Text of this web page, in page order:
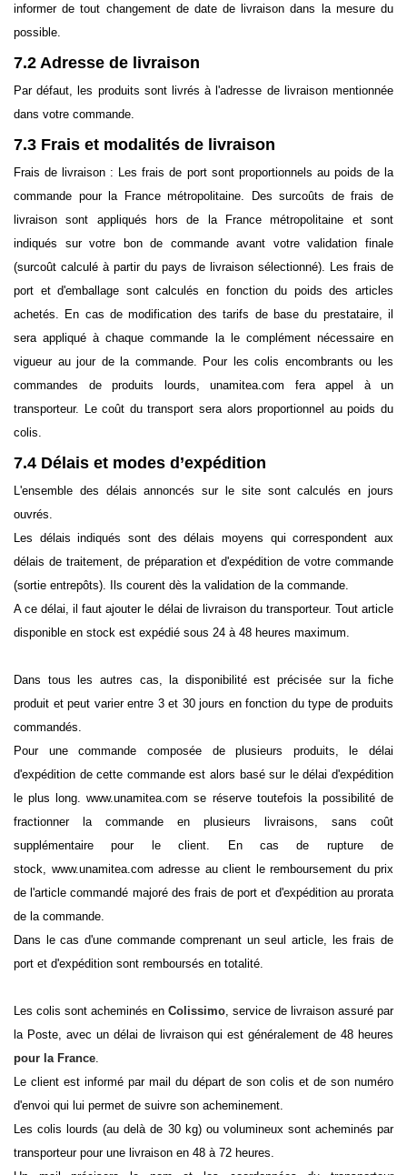
informer de tout changement de date de livraison dans la mesure du
possible.
7.2 Adresse de livraison
Par défaut, les produits sont livrés à l'adresse de livraison mentionnée
dans votre commande.
7.3 Frais et modalités de livraison
Frais de livraison : Les frais de port sont proportionnels au poids de la
commande pour la France métropolitaine. Des surcoûts de frais de
livraison sont appliqués hors de la France métropolitaine et sont
indiqués sur votre bon de commande avant votre validation finale
(surcoût calculé à partir du pays de livraison sélectionné). Les frais de
port et d'emballage sont calculés en fonction du poids des articles
achetés. En cas de modification des tarifs de base du prestataire, il
sera appliqué à chaque commande la le complément nécessaire en
vigueur au jour de la commande. Pour les colis encombrants ou les
commandes de produits lourds, unamitea.com fera appel à un
transporteur. Le coût du transport sera alors proportionnel au poids du
colis.
7.4 Délais et modes d’expédition
L'ensemble des délais annoncés sur le site sont calculés en jours
ouvrés.
Les délais indiqués sont des délais moyens qui correspondent aux
délais de traitement, de préparation et d'expédition de votre commande
(sortie entrepôts). Ils courent dès la validation de la commande.
A ce délai, il faut ajouter le délai de livraison du transporteur. Tout article
disponible en stock est expédié sous 24 à 48 heures maximum.
Dans tous les autres cas, la disponibilité est précisée sur la fiche
produit et peut varier entre 3 et 30 jours en fonction du type de produits
commandés.
Pour une commande composée de plusieurs produits, le délai
d'expédition de cette commande est alors basé sur le délai d'expédition
le plus long. www.unamitea.com se réserve toutefois la possibilité de
fractionner la commande en plusieurs livraisons, sans coût
supplémentaire pour le client. En cas de rupture de
stock, www.unamitea.com adresse au client le remboursement du prix
de l'article commandé majoré des frais de port et d'expédition au prorata
de la commande.
Dans le cas d'une commande comprenant un seul article, les frais de
port et d'expédition sont remboursés en totalité.
Les colis sont acheminés en Colissimo , service de livraison assuré par
la Poste, avec un délai de livraison qui est généralement de 48 heures
pour la France
Le client est informé par mail du départ de son colis et de son numéro
d'envoi qui lui permet de suivre son acheminement.
Les colis lourds (au delà de 30 kg) ou volumineux sont acheminés par
transporteur pour une livraison en 48 à 72 heures.